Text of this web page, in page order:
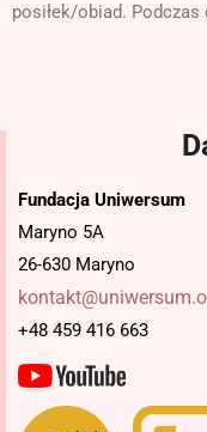
posiłek/obiad. Podczas
Fundacja Uniwersum
Maryno 5A
26-630 Maryno
+48 459 416 663